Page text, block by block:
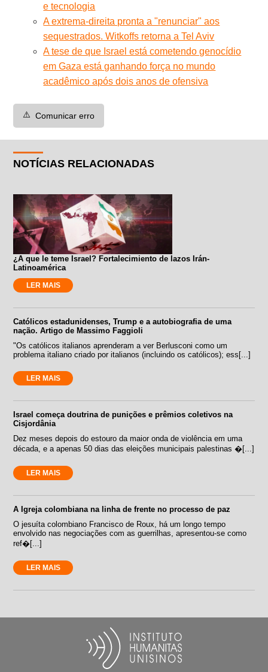
e tecnologia
A extrema-direita pronta a "renunciar" aos
sequestrados. Witkoffs retorna a Tel Aviv
A tese de que Israel está cometendo genocídio
em Gaza está ganhando força no mundo
acadêmico após dois anos de ofensiva
⚠️ Comunicar erro
NOTÍCIAS RELACIONADAS
¿A que le teme Israel? Fortalecimiento de lazos Irán-
Latinoamérica
LER MAIS
Católicos estadunidenses, Trump e a autobiografia de uma
nação. Artigo de Massimo Faggioli
"Os católicos italianos aprenderam a ver Berlusconi como um
problema italiano criado por italianos (incluindo os católicos); ess[...]
LER MAIS
Israel começa doutrina de punições e prêmios coletivos na
Cisjordânia
Dez meses depois do estouro da maior onda de violência em uma
década, e a apenas 50 dias das eleições municipais palestinas �[...]
LER MAIS
A Igreja colombiana na linha de frente no processo de paz
O jesuíta colombiano Francisco de Roux, há um longo tempo
envolvido nas negociações com as guerrilhas, apresentou-se como
ref�[...]
LER MAIS